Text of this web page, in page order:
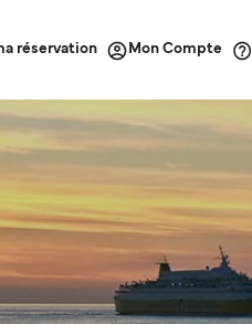
réservation Mon Compte